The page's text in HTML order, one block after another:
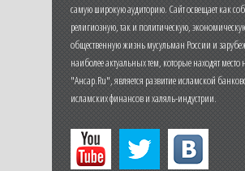
самую широкую аудиторию. Сайт освещает как
религиозную, так и политическую,
общественную жизнь мусульман России и
наиболее актуальных тем, которые находят место
"Ансар.Ru", является развитие исламской
исламских финансов и халяль-индустрии.